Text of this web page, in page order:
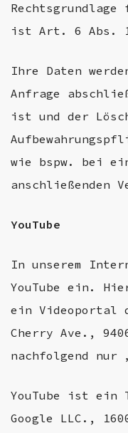
ist Art. 6 Abs.
Ihre Daten
Anfrage
ist und der
wie bspw. bei
anschließenden
YouTube
In unserem
YouTube ein.
ein Videoportal
Cherry Ave.,
nachfolgend nur
YouTube ist ein
Google LLC.,